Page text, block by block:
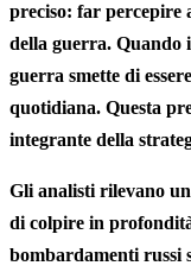
preciso: far percepire
della guerra. Quando
guerra smette di
quotidiana. Questa
integrante della
Gli analisti rilevano
di colpire in
bombardamenti russi